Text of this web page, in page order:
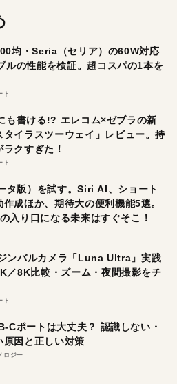
均・Seria（セリア）の60W対応
ルの性能を検証。超コスパの1本を
ト
も書ける!? エレコム×ゼブラの新
タイラスツーウェイ」レビュー。持
クすぎた！
ト
タ版）を試す。Siri AI、ショート
作成ほか、期待大の便利機能5選。
入り口になる未来はすぐそこ！
ンバルカメラ「Luna Ultra」実践
／8K比較・ズーム・夜間撮影をチ
ト
Cポートは大丈夫？ 認識しない・
原因と正しい対策
ロジー